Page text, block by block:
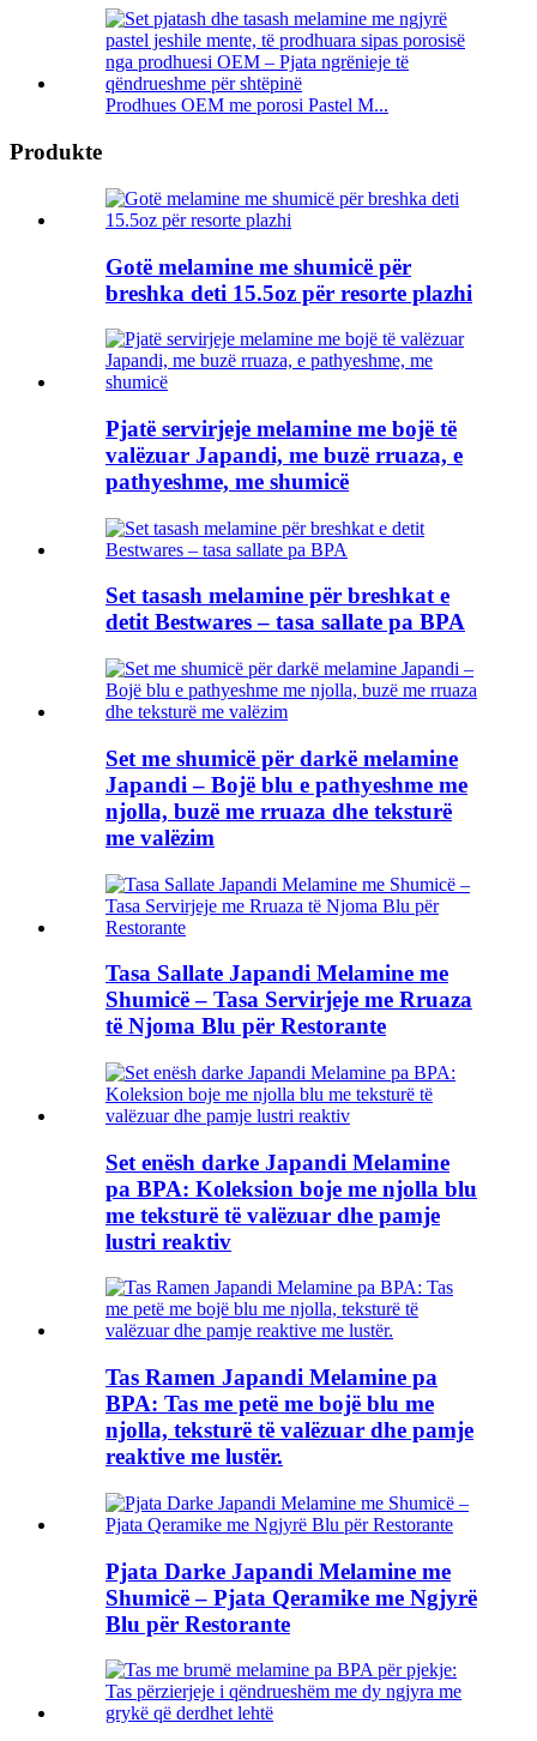
Prodhues OEM me porosi Pastel M...
Produkte
Gotë melamine me shumicë për
breshka deti 15.5oz për resorte plazhi
Pjatë servirjeje melamine me bojë të
valëzuar Japandi, me buzë rruaza, e
pathyeshme, me shumicë
Set tasash melamine për breshkat e
detit Bestwares – tasa sallate pa BPA
Set me shumicë për darkë melamine
Japandi – Bojë blu e pathyeshme me
njolla, buzë me rruaza dhe teksturë
me valëzim
Tasa Sallate Japandi Melamine me
Shumicë – Tasa Servirjeje me Rruaza
të Njoma Blu për Restorante
Set enësh darke Japandi Melamine
pa BPA: Koleksion boje me njolla blu
me teksturë të valëzuar dhe pamje
lustri reaktiv
Tas Ramen Japandi Melamine pa
BPA: Tas me petë me bojë blu me
njolla, teksturë të valëzuar dhe pamje
reaktive me lustër.
Pjata Darke Japandi Melamine me
Shumicë – Pjata Qeramike me Ngjyrë
Blu për Restorante